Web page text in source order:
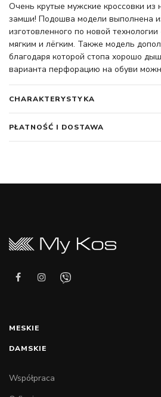
Очень крутые мужские кроссовки из
замши! Подошва модели выполнена
изготовленного по новой
мягким и лёгким. Также модель
благодаря которой стопа хорошо
варианта перфорацию на обуви
CHARAKTERYSTYKA
PŁATNOŚĆ I DOSTAWA
MESKIE
DAMSKIE
Współpraca